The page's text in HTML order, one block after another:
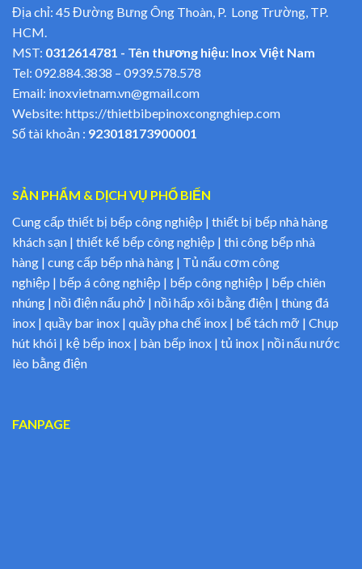
Địa chỉ: 45 Đường Bưng Ông Thoàn, P. Long Trường, TP.
HCM.
MST: 0312614781 - Tên thương hiệu: Inox Việt Nam
Tel: 092.884.3838 – 0939.578.578
Email: inoxvietnam.vn@gmail.com
Website: https://thietbibepinoxcongnghiep.com
Số tài khoản : 923018173900001
SẢN PHẨM & DỊCH VỤ PHỔ BIẾN
Cung cấp thiết bị bếp công nghiệp | thiết bị bếp nhà hàng
khách sạn | thiết kế bếp công nghiệp | thi công bếp nhà
hàng | cung cấp bếp nhà hàng | Tủ nấu cơm công
nghiệp | bếp á công nghiệp | bếp công nghiệp | bếp chiên
nhúng | nồi điện nấu phở | nồi hấp xôi bằng điện | thùng đá
inox | quầy bar inox | quầy pha chế inox | bể tách mỡ | Chụp
hút khói | kệ bếp inox | bàn bếp inox | tủ inox | nồi nấu nước
lèo bằng điện
FANPAGE